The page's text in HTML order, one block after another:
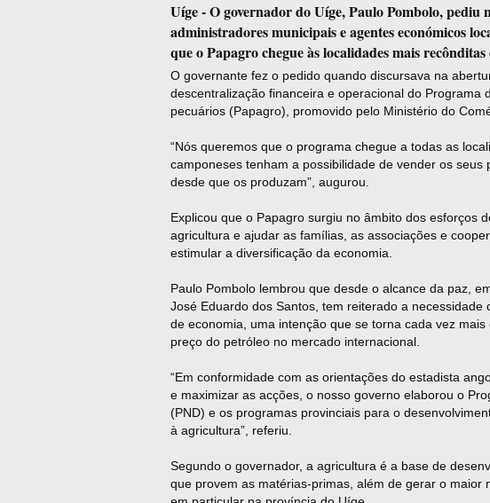
Uíge - O governador do Uíge, Paulo Pombolo, pediu
administradores municipais e agentes económicos
que o Papagro chegue às localidades mais
O governante fez o pedido quando discursava na
descentralização financeira e operacional do Programa
pecuários (Papagro), promovido pelo Ministério do
“Nós queremos que o programa chegue a todas as
camponeses tenham a possibilidade de vender os seus
desde que os produzam”, augurou.
Explicou que o Papagro surgiu no âmbito dos esforços
agricultura e ajudar as famílias, as associações e
estimular a diversificação da economia.
Paulo Pombolo lembrou que desde o alcance da paz,
José Eduardo dos Santos, tem reiterado a
de economia, uma intenção que se torna cada vez
preço do petróleo no mercado internacional.
“Em conformidade com as orientações do estadista
e maximizar as acções, o nosso governo elaborou o
(PND) e os programas provinciais para o
à agricultura”, referiu.
Segundo o governador, a agricultura é a base de
que provem as matérias-primas, além de gerar o maior